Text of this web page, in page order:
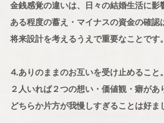
金銭感覚の違いは、日々の結婚生活に影
ある程度の蓄え・マイナスの資金の確認
将来設計を考えるうえで重要なことです。
⒋ありのままのお互いを受け止めること。
２人いれば２つの想い・価値観・癖があ
どちらか片方が我慢しすぎることは好ま